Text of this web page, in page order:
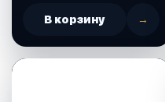
В корзину →